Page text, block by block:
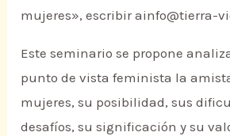
mujeres», escribir ainfo@tierra-
Este seminario se propone
punto de vista feminista la
mujeres, su posibilidad, sus
desafíos, su significación y su